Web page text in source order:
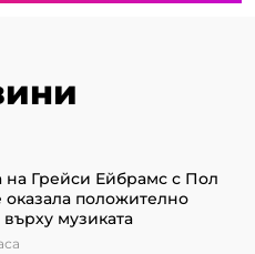
на Грейси Ейбрамс с Пол
оказала положително
музиката